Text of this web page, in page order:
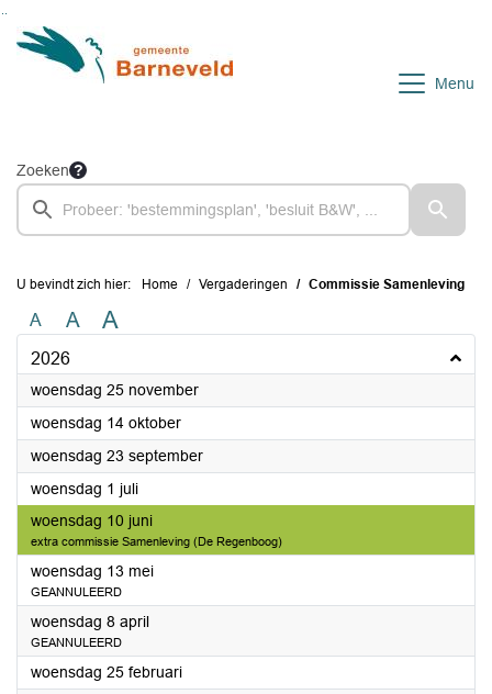
Ga naar de inhoud van deze pagina
Ga naar het zoeken
Ga naar het menu
Menu
Zoeken
U bevindt zich hier: Home Vergaderingen Commissie Samenleving
A A A
2026
woensdag 25 november2026
woensdag 14 oktober2026
woensdag 23 september2026
woensdag 1 juli2026
woensdag 10 juni2026
extra commissie Samenleving (De Regenboog)
woensdag 13 mei2026
GEANNULEERD
woensdag 8 april2026
GEANNULEERD
woensdag 25 februari2026